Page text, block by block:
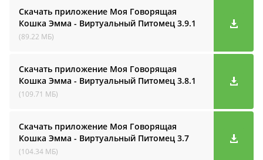
Скачать приложение Моя Говорящая
Кошка Эмма - Виртуальный Питомец 3.9.1
(89.22 МБ)
Скачать приложение Моя Говорящая
Кошка Эмма - Виртуальный Питомец 3.8.1
(109.71 МБ)
Скачать приложение Моя Говорящая
Кошка Эмма - Виртуальный Питомец 3.7
(104.34 МБ)